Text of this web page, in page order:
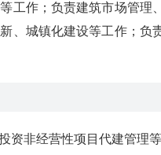
作；负责建筑市场管理
、城镇化建设等工作；
非经营性项目代建管理等